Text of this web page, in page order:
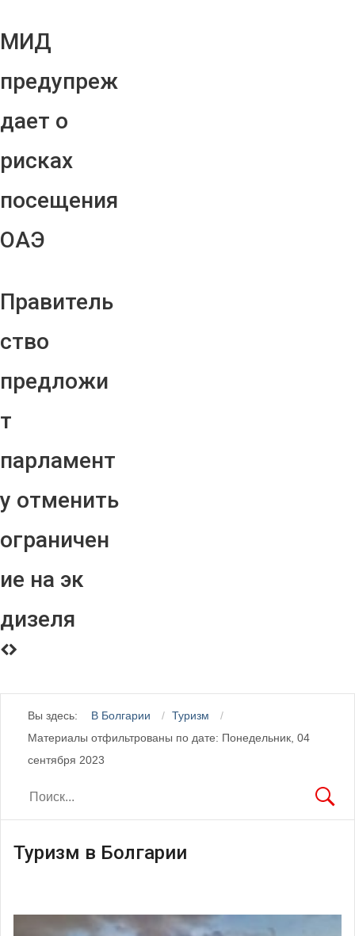
МИД
предупреж
дает о
рисках
посещения
ОАЭ
Правитель
ство
предложи
т
парламент
у отменить
ограничен
ие на эк
дизеля
Вы здесь: В Болгарии
Туризм
Материалы отфильтрованы по дате: Понедельник, 04
сентября 2023
Туризм в Болгарии